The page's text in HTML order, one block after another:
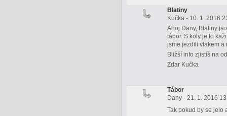
Blatiny
Kučka - 10. 1. 2016
Ahoj Dany, Blatiny
tábor. S koly je to
jsme jezdili vlakem a
Bližší info zjistíš na
Zdar Kučka
Tábor
Dany - 21. 1. 2016
Tak pokud by se jelo